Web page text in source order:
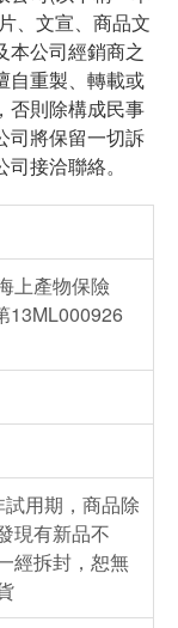
、文宣、商品文
本公司經銷商之
自重製、轉載或
否則除構成民事
司將保留一切訴
接洽聯絡。
上產物保險
13ML000926
用期，商品除
現有新品不
經拆封，恕無